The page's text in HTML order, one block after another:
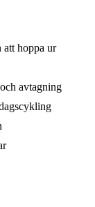
att hoppa ur
avtagning